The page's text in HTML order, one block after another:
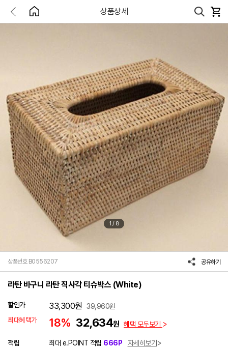
상품상세
1 / 8
상품번호 B0556207 공유하기
라탄 바구니 라탄 직사각 티슈박스 (White)
할인가 33,300원 39,960원
최대혜택가
18% 32,634원 혜택 모두보기
적립 최대 e.POINT 적립 666P
자세히보기